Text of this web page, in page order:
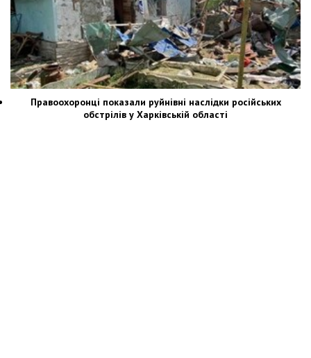
Правоохоронці показали руйнівні наслідки російських
обстрілів у Харківській області